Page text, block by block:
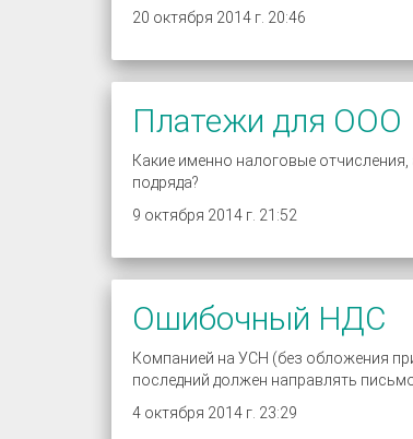
20 октября 2014 г. 20:46
Платежи для ООО
Какие именно налоговые
подряда?
9 октября 2014 г. 21:52
Ошибочный НДС
Компанией на УСН (без обложения
последний должен направлять
4 октября 2014 г. 23:29